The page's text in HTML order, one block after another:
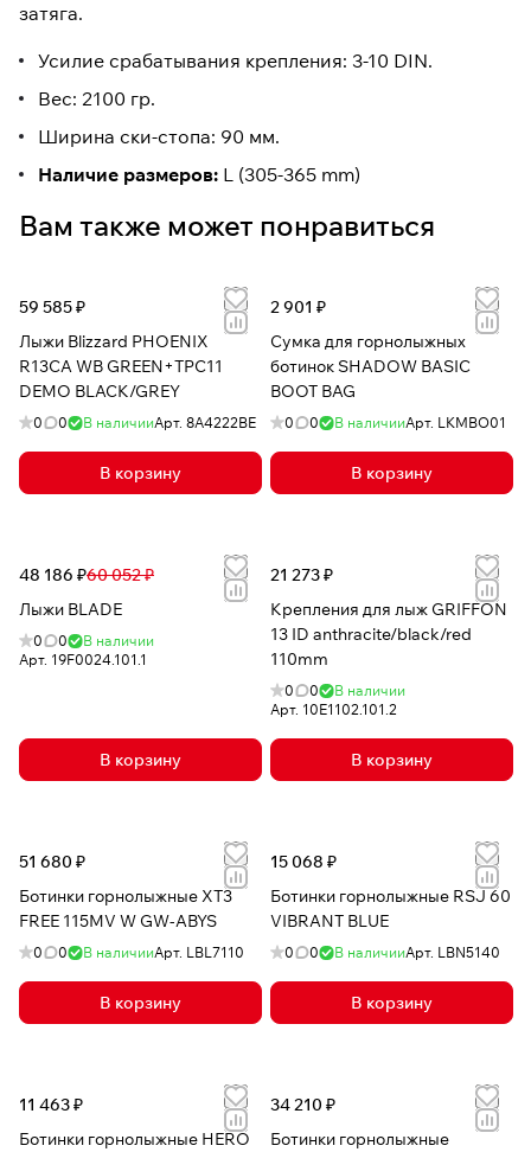
затяга.
Усилие срабатывания крепления: 3-10 DIN.
Вес: 2100 гр.
Ширина ски-стопа: 90 мм.
Наличие размеров: L (305-365 mm)
Вам также может понравиться
59 585 ₽
Лыжи Blizzard PHOENIX
R13CA WB GREEN+TPC11
DEMO BLACK/GREY
0 0 В наличииАрт. 8A4222BE
В корзину
2 901 ₽
Сумка для горнолыжных
ботинок SHADOW BASIC
BOOT BAG
0 0 В наличииАрт. LKMBO01
В корзину
48 186 ₽60 052 ₽
Лыжи BLADE
0 0
В наличии
Арт. 19F0024.101.1
В корзину
21 273 ₽
Крепления для лыж GRIFFON
13 ID anthracite/black/red
110mm
0 0
В наличии
Арт. 10E1102.101.2
В корзину
51 680 ₽
Ботинки горнолыжные XT3
FREE 115MV W GW-ABYS
0 0 В наличииАрт. LBL7110
В корзину
15 068 ₽
Ботинки горнолыжные RSJ 60
VIBRANT BLUE
0 0 В наличииАрт. LBN5140
В корзину
11 463 ₽
Ботинки горнолыжные HERO
34 210 ₽
Ботинки горнолыжные